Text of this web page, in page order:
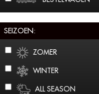
SEIZOEN:
ZOMER
WINTER
ALL SEASON